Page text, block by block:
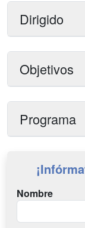
Dirigido
Objetivos
Programa
Nombre